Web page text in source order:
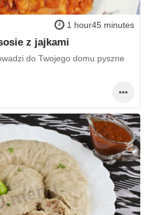
1 hour45 minutes
z jajkami
do Twojego domu pyszne